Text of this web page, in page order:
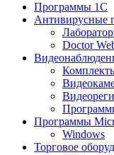
Программы 1С
Антивирусные
Doctor
Программы
Windows
Торговое